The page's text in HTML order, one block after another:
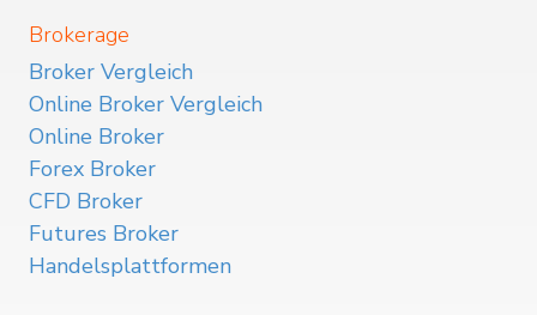
Brokerage
Broker Vergleich
Online Broker Vergleich
Online Broker
Forex Broker
CFD Broker
Futures Broker
Handelsplattformen